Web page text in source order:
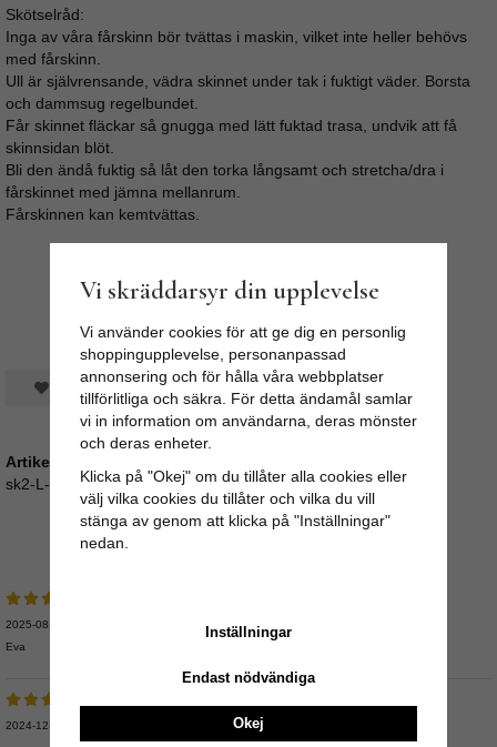
Skötselråd:
Inga av våra fårskinn bör tvättas i maskin, vilket inte heller behövs
med fårskinn.
Ull är självrensande, vädra skinnet under tak i fuktigt väder. Borsta
och dammsug regelbundet.
Får skinnet fläckar så gnugga med lätt fuktad trasa, undvik att få
skinnsidan blöt.
Bli den ändå fuktig så låt den torka långsamt och stretcha/dra i
fårskinnet med jämna mellanrum.
Fårskinnen kan kemtvättas.
Spara som favorit
Artikelnummer:
sk2-L-120-krull
Medelbetyg
2025-08-10
Eva
2024-12-20
Vi skräddarsyr din upplevelse
Vi använder cookies för att ge dig en personlig
shoppingupplevelse, personanpassad
annonsering och för hålla våra webbplatser
tillförlitliga och säkra. För detta ändamål samlar
vi in information om användarna, deras mönster
och deras enheter.
Klicka på "Okej" om du tillåter alla cookies eller
välj vilka cookies du tillåter och vilka du vill
stänga av genom att klicka på "Inställningar"
nedan.
Inställningar
Endast nödvändiga
Okej